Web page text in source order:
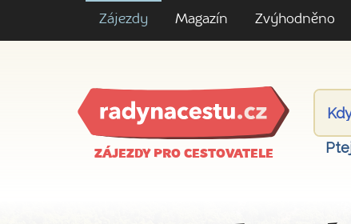
Zájezdy Magazín Zvýhodněno
ZÁJEZDY PRO CESTOVATELE